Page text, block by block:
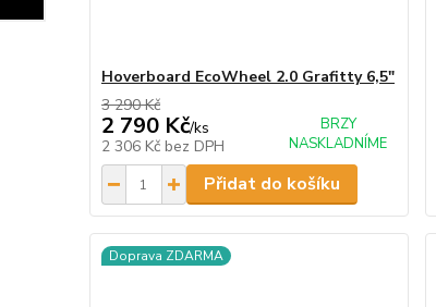
Hoverboard EcoWheel 2.0 Grafitty 6,5"
3 290 Kč
2 790 Kč/ks
2 306 Kč bez DPH
BRZY
NASKLADNÍME
Přidat do košíku
Doprava ZDARMA